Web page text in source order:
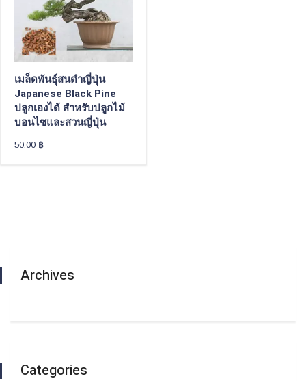
เมล็ดพันธุ์สนดำญี่ปุ่น
Japanese Black Pine
ปลูกเองได้ สำหรับปลูกไม้
บอนไซและสวนญี่ปุ่น
50.00 ฿
Archives
Categories